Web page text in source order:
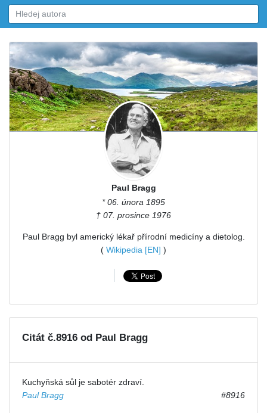
Paul Bragg
* 06. února 1895
† 07. prosince 1976
Paul Bragg byl americký lékař přírodní medicíny a dietolog.
( Wikipedia [EN] )
Citát č.8916 od Paul Bragg
Kuchyňská sůl je sabotér zdraví.
Paul Bragg
#8916